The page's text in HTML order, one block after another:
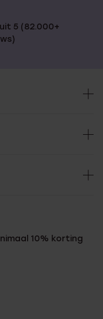
5 (82.000+
10% korting